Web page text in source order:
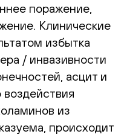
поражение,
Клинические
избытка
/ инвазивности
асцит и
воздействия
из
происходит